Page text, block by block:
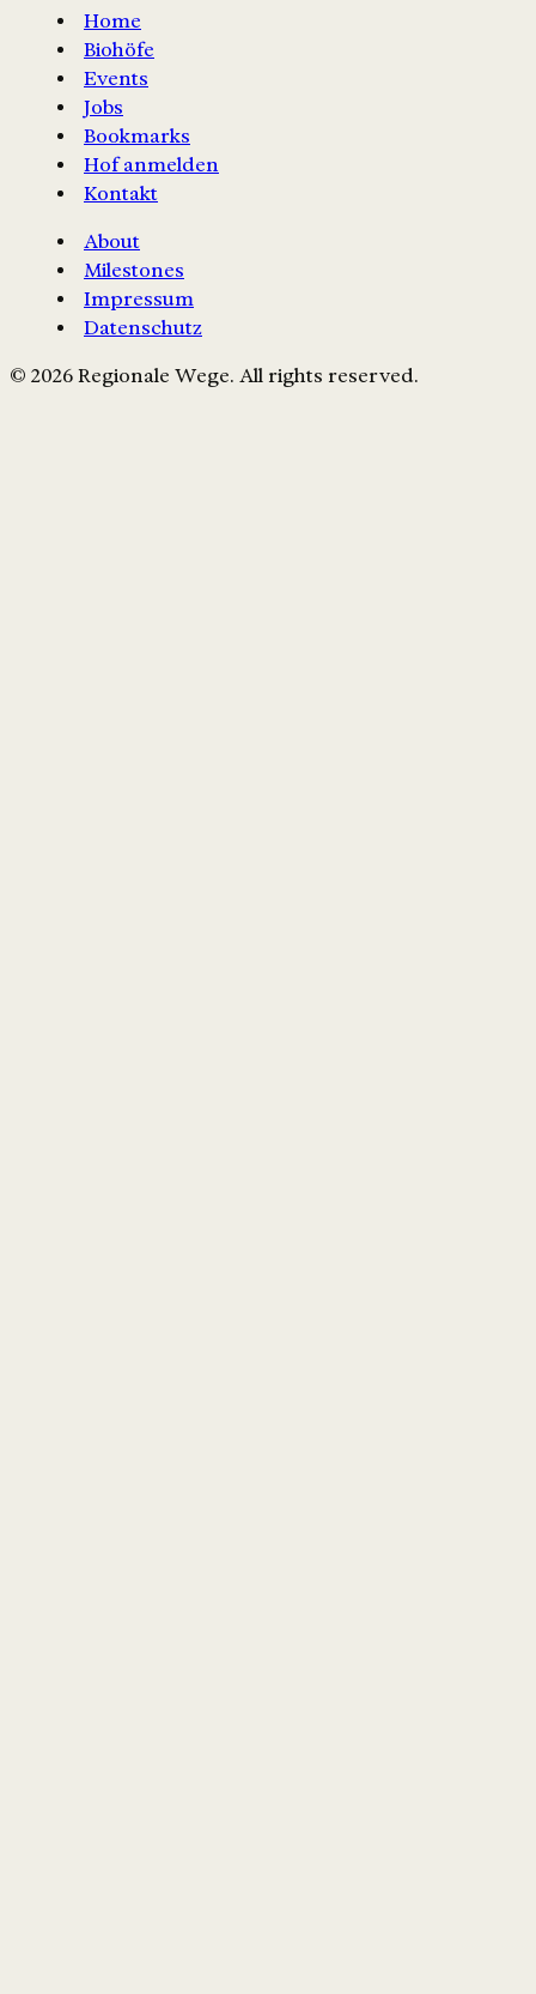
Home
Biohöfe
Events
Jobs
Bookmarks
Hof anmelden
Kontakt
About
Milestones
Impressum
Datenschutz
© 2026 Regionale Wege. All rights reserved.